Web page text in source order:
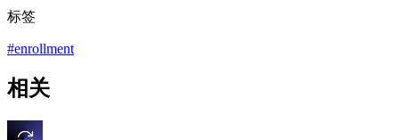
标签
#enrollment
相关